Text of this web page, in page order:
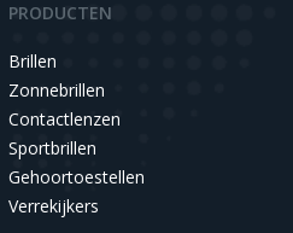
PRODUCTEN
Brillen
Zonnebrillen
Contactlenzen
Sportbrillen
Gehoortoestellen
Verrekijkers